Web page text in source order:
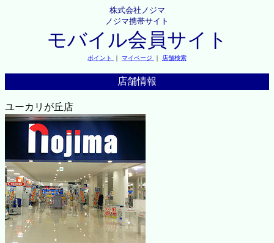
株式会社ノジマ
ノジマ携帯サイト
モバイル会員サイト
ポイント ｜ マイページ ｜ 店舗検索
店舗情報
ユーカリが丘店